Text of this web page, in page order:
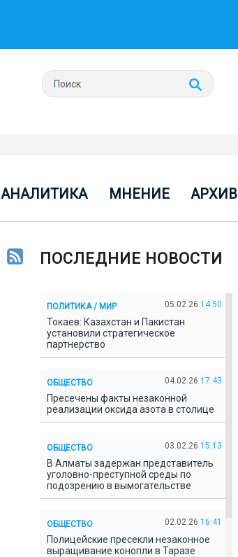
АНАЛИТИКА МНЕНИЕ АРХИВ
ПОСЛЕДНИЕ НОВОСТИ
ПОЛИТИКА / МИР 05.02.26 14:50
Токаев: Казахстан и Пакистан
установили стратегическое
партнерство
ОБЩЕСТВО 04.02.26 17:43
Пресечены факты незаконной
реализации оксида азота в столице
ОБЩЕСТВО 03.02.26 15:13
В Алматы задержан представитель
уголовно-преступной среды по
подозрению в вымогательстве
ОБЩЕСТВО 02.02.26 16:41
Полицейские пресекли незаконное
выращивание конопли в Таразе